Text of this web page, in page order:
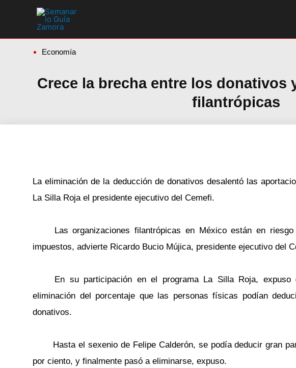
Economía
Crece la brecha entre los donativos
filantrópicas
La eliminación de la deducción de donativos desalentó las
La Silla Roja el presidente ejecutivo del Cemefi.
Las organizaciones filantrópicas en México están en riesgo
impuestos, advierte Ricardo Bucio Mújica, presidente ejecutivo del
En su participación en el programa La Silla Roja, expuso
eliminación del porcentaje que las personas físicas podían
donativos.
Hasta el sexenio de Felipe Calderón, se podía deducir gran
por ciento, y finalmente pasó a eliminarse, expuso.